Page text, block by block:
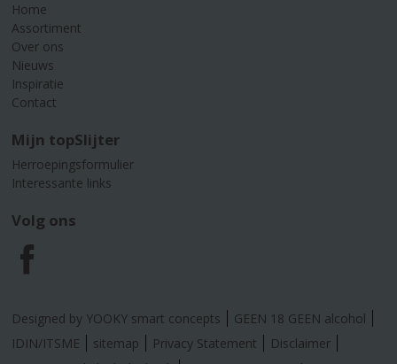
Home
Assortiment
Over ons
Nieuws
Inspiratie
Contact
Mijn topSlijter
Herroepingsformulier
Interessante links
Volg ons
F
a
c
Designed by YOOKY smart concepts
GEEN 18 GEEN alcohol
IDIN/ITSME
sitemap Privacy Statement
Disclaimer